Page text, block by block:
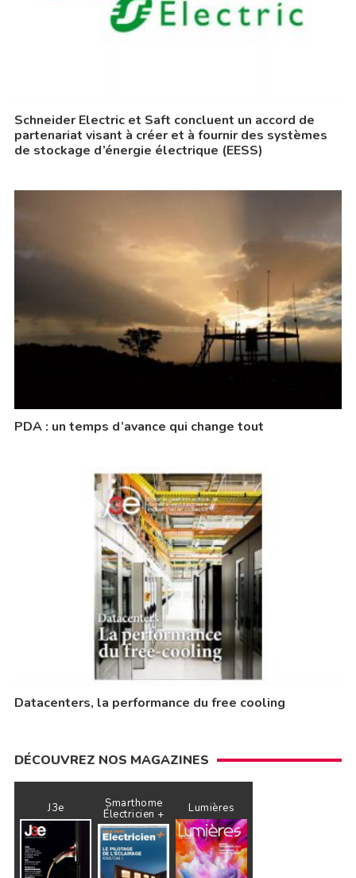
Schneider Electric et Saft concluent un accord de
partenariat visant à créer et à fournir des systèmes
de stockage d’énergie électrique (EESS)
PDA : un temps d’avance qui change tout
Datacenters, la performance du free cooling
DÉCOUVREZ NOS MAGAZINES
J3e Smarthome
Électricien + Lumières